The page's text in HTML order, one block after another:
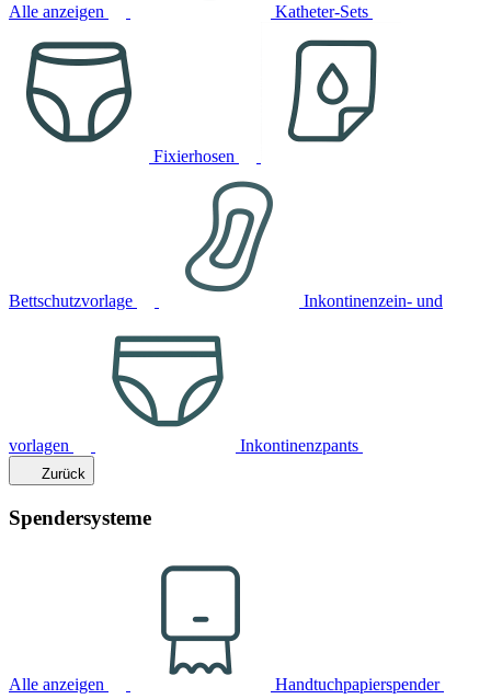
Alle anzeigen Katheter-Sets
Fixierhosen
Bettschutzvorlage Inkontinenzein- und
vorlagen Inkontinenzpants
Zurück
Spendersysteme
Alle anzeigen Handtuchpapierspender